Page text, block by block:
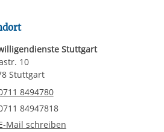
Stuttgart
10
Stuttgart
8494780
84947818
Mail an Freiwilligendienste Stuttgart
Mail schreiben